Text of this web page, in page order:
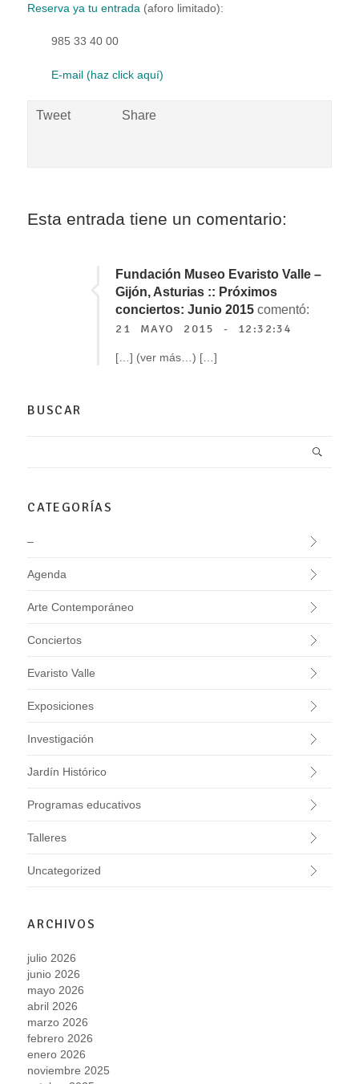
Reserva ya tu entrada (aforo limitado):
985 33 40 00
E-mail (haz click aquí)
Tweet Share
Esta entrada tiene un comentario:
Fundación Museo Evaristo Valle –
Gijón, Asturias :: Próximos
conciertos: Junio 2015 comentó:
21 MAYO 2015 - 12:32:34
[…] (ver más…) […]
BUSCAR
CATEGORÍAS
–
Agenda
Arte Contemporáneo
Conciertos
Evaristo Valle
Exposiciones
Investigación
Jardín Histórico
Programas educativos
Talleres
Uncategorized
ARCHIVOS
julio 2026
junio 2026
mayo 2026
abril 2026
marzo 2026
febrero 2026
enero 2026
noviembre 2025